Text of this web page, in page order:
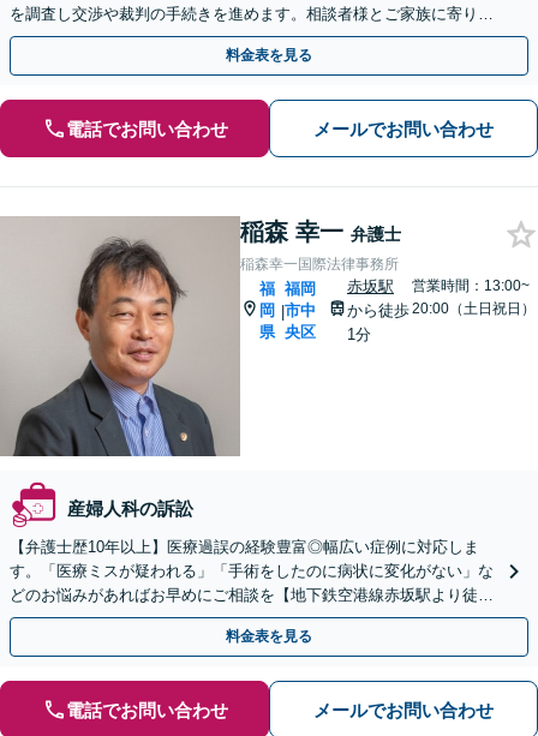
を調査し交渉や裁判の手続きを進めます。相談者様とご家族に寄り添
った解決へ【夜間休日相談可】
料金表を見る
電話でお問い合わせ メールでお問い合わせ
稲森 幸一 弁護士
稲森幸一国際法律事務所
福
岡
県
|
福岡
市中
央区
赤坂駅
から徒歩
1分
営業時間：13:00~
20:00（土日祝日）
産婦人科の訴訟
【弁護士歴10年以上】医療過誤の経験豊富◎幅広い症例に対応しま
す。「医療ミスが疑われる」「手術をしたのに病状に変化がない」な
どのお悩みがあればお早めにご相談を【地下鉄空港線赤坂駅より徒歩
1分】【夜間・休日の相談可能】【初回面談30分無料】
料金表を見る
電話でお問い合わせ メールでお問い合わせ